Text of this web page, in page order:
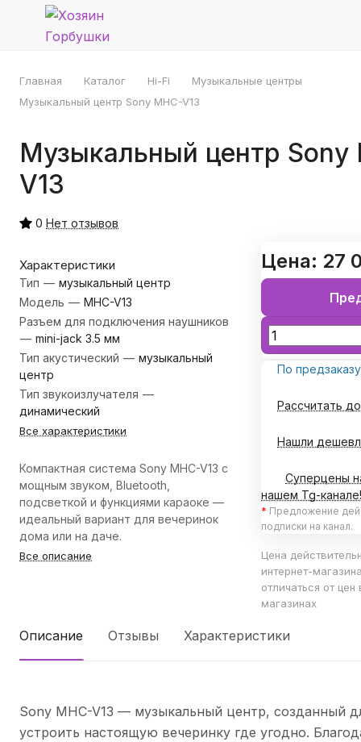
Главная Каталог Hi-Fi
Музыкальные центры
Музыкальный центр Sony MHC-V13
Музыкальный центр Sony
V13
0 Нет отзывов
Характеристики
Тип — музыкальный центр
Модель — MHC-V13
Разъем для подключения наушников
— mini-jack 3.5 мм
Тип акустический — музыкальный
центр
Тип звукоизлучателя —
динамический
Все характеристики
Компактная система Sony MHC-V13 с
мощным звуком, Bluetooth,
подсветкой и функциями караоке —
идеальный вариант для вечеринок
дома или на даче.
Все описание
Цена: 27
По предзаказу
Рассчитать
Нашли
Суперцены
нашем Tg-канале!
* Предложение
подписки на канал.
Цена
интернет-
отличаться от цен
магазинах
Описание Отзывы Характеристики
Sony MHC-V13 — музыкальный центр, созданный
устроить настоящую вечеринку где угодно.